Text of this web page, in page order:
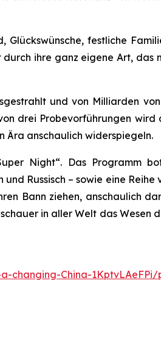
festliche
ihre ganz eigene Art, das
und von Milliarden
drei Probevorführungen wird
Ära anschaulich widerspiegeln.
Night“. Das Programm
Russisch – sowie eine
Bann ziehen, anschaulich
in aller Welt das Wesen
changing-China-1KptvLAeFPi/